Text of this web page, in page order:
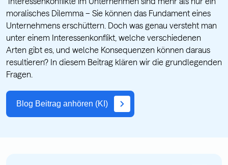
moralisches Dilemma – Sie können das Fundament eines
Unternehmens erschüttern. Doch was genau versteht man
unter einem Interessenkonflikt, welche verschiedenen
Arten gibt es, und welche Konsequenzen können daraus
resultieren? In diesem Beitrag klären wir die grundlegenden
Fragen.
Blog Beitrag anhören (KI)